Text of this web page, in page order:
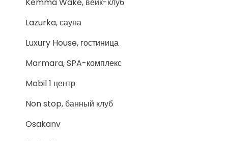
Kemma Wake, вейк-клуб
Lazurka, сауна
Luxury House, гостиница
Marmara, SPA-комплекс
Mobil 1 центр
Non stop, банный клуб
Osakanv